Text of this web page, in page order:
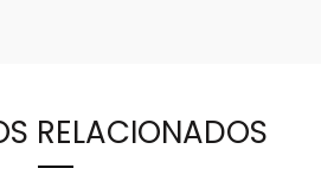
RELACIONADOS